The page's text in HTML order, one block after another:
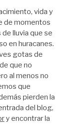
vida y
de momentos
lluvia que se
en huracanes.
gotas de
que no
al menos no
que
pierden la
del blog,
y encontrar la